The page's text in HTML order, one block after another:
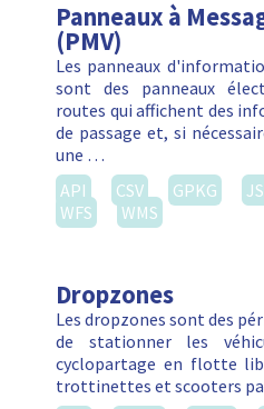
Panneaux à
(PMV)
Les panneaux
sont des panneaux
routes qui affichent des
de passage et, si
une …
API
CSV GPKG
WFS
WMS
Dropzones
Les dropzones sont des
de stationner les
cyclopartage en flotte
trottinettes et scooters